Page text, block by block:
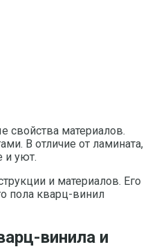
свойства материалов.
В отличие от ламината,
и уют.
и материалов. Его
пола кварц-винил
винила и